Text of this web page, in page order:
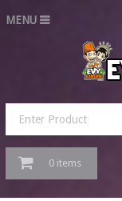
MENU
0 items